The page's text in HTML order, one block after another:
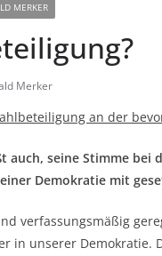
MERKER
Merker
an der
auch, seine Stimme bei
Demokratie mit
verfassungsmäßig
in unserer Demokratie.